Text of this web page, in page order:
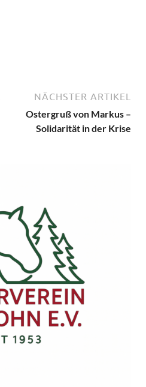
NÄCHSTER ARTIKEL
Ostergruß von Markus –
Solidarität in der Krise